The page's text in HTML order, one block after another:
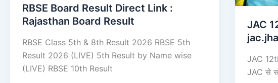
RBSE Board Result Direct Link : ​
Rajasthan Board Result
RBSE Class 5th & 8th Result 2026 RBSE 5th
Result 2026 (LIVE) 5th Result by Name wise
(LIVE) RBSE 10th Result
JAC
JAC
JAC से